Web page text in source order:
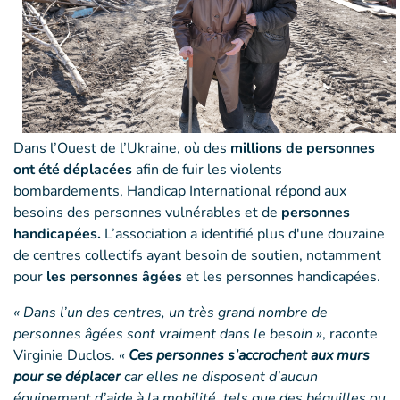
Dans l’Ouest de l’Ukraine, où des millions de personnes
ont été déplacéesafin de fuir les violents
bombardements, Handicap International répond aux
besoins des personnes vulnérables et de personnes
handicapées. L’association a identifié plus d'une douzaine
de centres collectifs ayant besoin de soutien, notamment
pour les personnes âgéeset les personnes handicapées.
« Dans l’un des centres, un très grand nombre de
personnes âgées sont vraiment dans le besoin », raconte
Virginie Duclos. « Ces personnes s’accrochent aux murs
pour se déplacercar elles ne disposent d’aucun